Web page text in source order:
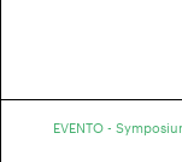
EVENTO -